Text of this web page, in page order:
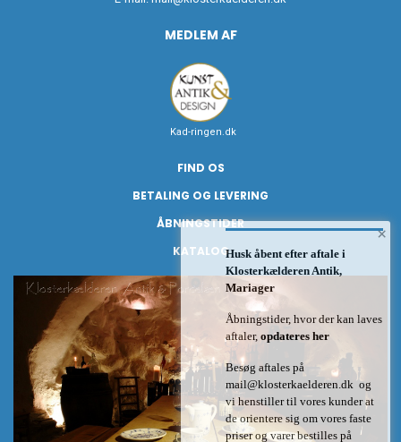
MEDLEM AF
Kad-ringen.dk
FIND OS
BETALING OG LEVERING
ÅBNINGSTIDER
KATALOG
×
Husk åbent efter aftale i
Klosterkælderen Antik,
Mariager
Åbningstider, hvor der kan laves
aftaler, opdateres her
Besøg aftales på
mail@klosterkaelderen.dk og
vi henstiller til vores kunder at
de orientere sig om vores faste
priser og varer bestilles på